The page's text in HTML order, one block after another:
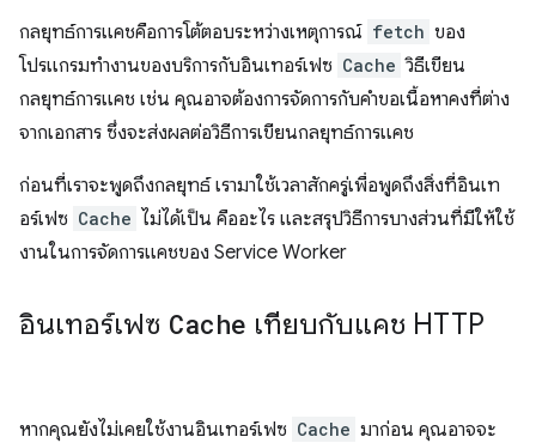
กลยุทธ์การแคชคือการโต้ตอบระหว่างเหตุการณ์ fetch ของ
โปรแกรมทำงานของบริการกับอินเทอร์เฟซ Cache วิธีเขียน
กลยุทธ์การแคช เช่น คุณอาจต้องการจัดการกับคำขอเนื้อหาคงที่ต่าง
จากเอกสาร ซึ่งจะส่งผลต่อวิธีการเขียนกลยุทธ์การแคช
ก่อนที่เราจะพูดถึงกลยุทธ์ เรามาใช้เวลาสักครู่เพื่อพูดถึงสิ่งที่อินเท
อร์เฟซ Cache ไม่ได้เป็น คืออะไร และสรุปวิธีการบางส่วนที่มีให้ใช้
งานในการจัดการแคชของ Service Worker
อินเทอร์เฟซ Cache เทียบกับแคช HTTP
หากคุณยังไม่เคยใช้งานอินเทอร์เฟซ Cache มาก่อน คุณอาจจะ